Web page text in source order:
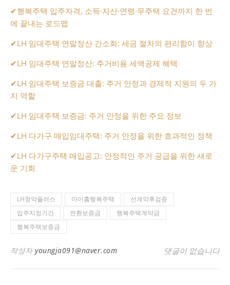
✔행복주택 입주자격, 소득·자산·연령·무주택 요건까지 한 번
에 끝내는 로드맵
✔LH 임대주택 연말정산 간소화: 세금 절차의 편리함이 향상
✔LH 임대주택 연말정산: 주거비용 세액공제 혜택
✔LH 임대주택 보증금 대출: 주거 안정과 경제적 지원의 두 가
지 역할
✔LH 임대주택 보증금: 주거 안정을 위한 주요 정보
✔LH 다가구 매입임대주택: 주거 안정을 위한 효과적인 정책
✔LH 다가구주택 매입공고: 안정적인 주거 공급을 위한 새로
운 기회
LH청약플러스 마이홈행복주택
선계약후검증
입주지정기간
전환보증금
행복주택계약금
행복주택보증금
작성자 youngja091@naver.com 댓글이 없습니다